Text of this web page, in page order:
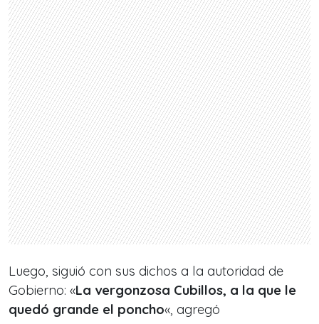
Luego, siguió con sus dichos a la autoridad de
Gobierno: «La vergonzosa Cubillos, a la que le
quedó grande el poncho«, agregó